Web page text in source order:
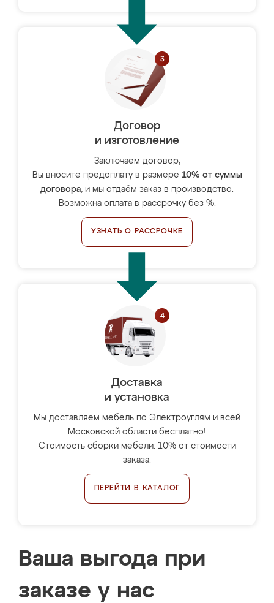
Договор
и изготовление
Заключаем договор,
Вы вносите предоплату в размере 10% от суммы
договора, и мы отдаём заказ в производство.
Возможна оплата в рассрочку без %.
УЗНАТЬ О РАССРОЧКЕ
Доставка
и установка
Мы доставляем мебель по Электроуглям и всей
Московской области бесплатно!
Стоимость сборки мебели: 10% от стоимости
заказа.
ПЕРЕЙТИ В КАТАЛОГ
Ваша выгода при
заказе у нас